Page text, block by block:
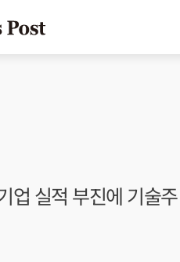
업 실적 부진에 기술